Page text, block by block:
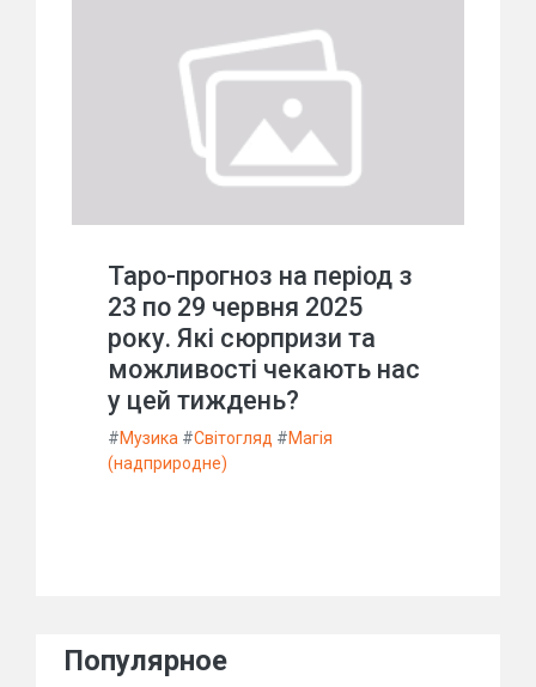
Таро-прогноз на період з
23 по 29 червня 2025
року. Які сюрпризи та
можливості чекають нас
у цей тиждень?
#Музика #Світогляд #Магія
(надприродне)
Популярное